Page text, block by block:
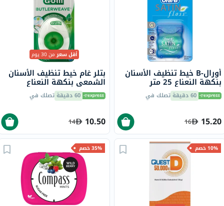
أورال-B خيط تنظيف الأسنان
بنكهة النعناع 25 متر
60 دقيقة تصلك في
15.20
16
أقل سعرمن 30 يوم
بتلر غام خيط تنظيف الأسنان
الشمعي بنكهة النعناع
1855RQ 60 دقيقة تصلك في
10.50
14
10% خصم 35% خصم